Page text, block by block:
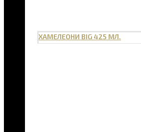
ХАМЕЛЕОНИ BIG 425 МЛ.